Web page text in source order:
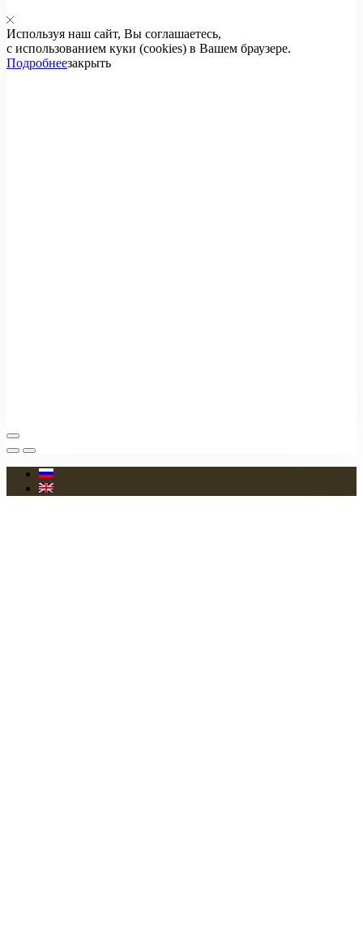
Используя наш сайт, Вы соглашаетесь,
с использованием куки (cookies) в Вашем браузере.
Подробнеезакрыть